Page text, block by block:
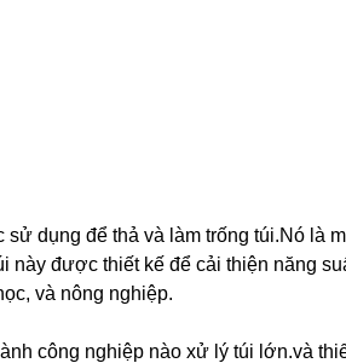
dụng để thả và làm trống túi.Nó là
này được thiết kế để cải thiện năng
và nông nghiệp.
công nghiệp nào xử lý túi lớn.và